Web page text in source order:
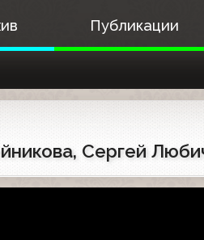
Публикации
Сергей